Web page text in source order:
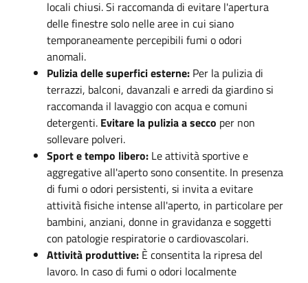
locali chiusi.Si raccomanda di evitare l'apertura
delle finestre solo nelle aree in cui siano
temporaneamente percepibili fumi o odori
anomali.
Pulizia delle superfici esterne: Per la pulizia di
terrazzi, balconi, davanzali e arredi da giardino si
raccomanda il lavaggio con acqua e comuni
detergenti. Evitare la pulizia a secco per non
sollevare polveri.
Sport e tempo libero: Le attività sportive e
aggregative all'aperto sono consentite. In presenza
di fumi o odori persistenti, si invita a evitare
attività fisiche intense all'aperto, in particolare per
bambini, anziani, donne in gravidanza e soggetti
con patologie respiratorie o cardiovascolari.
Attività produttive: È consentita la ripresa del
lavoro. In caso di fumi o odori localmente